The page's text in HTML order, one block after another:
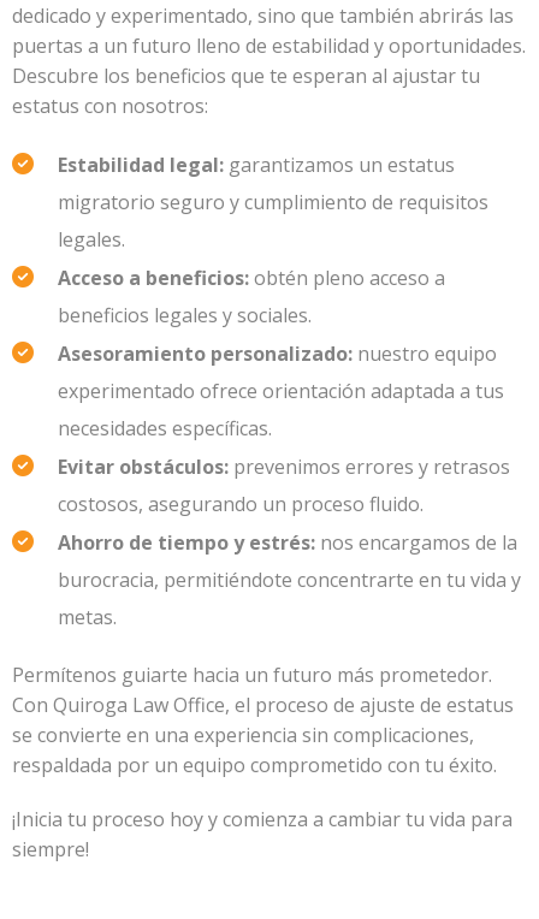
dedicado y experimentado, sino que también abrirás las
puertas a un futuro lleno de estabilidad y oportunidades.
Descubre los beneficios que te esperan al ajustar tu
estatus con nosotros:
Estabilidad legal: garantizamos un estatus
migratorio seguro y cumplimiento de requisitos
legales.
Acceso a beneficios:obtén pleno acceso a
beneficios legales y sociales.
Asesoramiento personalizado: nuestro equipo
experimentado ofrece orientación adaptada a tus
necesidades específicas.
Evitar obstáculos: prevenimos errores y retrasos
costosos, asegurando un proceso fluido.
Ahorro de tiempo y estrés: nos encargamos de la
burocracia, permitiéndote concentrarte en tu vida y
metas.
Permítenos guiarte hacia un futuro más prometedor.
Con Quiroga Law Office, el proceso de ajuste de estatus
se convierte en una experiencia sin complicaciones,
respaldada por un equipo comprometido con tu éxito.
¡Inicia tu proceso hoy y comienza a cambiar tu vida para
siempre!